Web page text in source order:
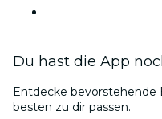
Du hast die App
Entdecke bevorstehende
besten zu dir passen.